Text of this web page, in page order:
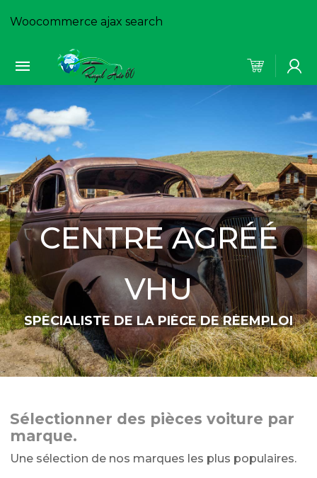
Woocommerce ajax search
CENTRE AGRÉÉ
VHU
SPÉCIALISTE DE LA PIÈCE DE RÉEMPLOI
Sélectionner des pièces voiture par
marque.
Une sélection de nos marques les plus populaires.